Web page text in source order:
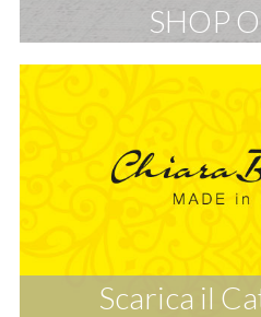
SHOP
Scarica il